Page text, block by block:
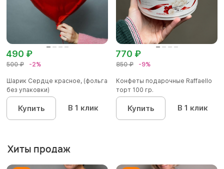
500 ₽ -2%
490 ₽
Шарик Сердце красное, (фольга
без упаковки)
Купить В 1 клик
850 ₽ -9%
770 ₽
Конфеты подарочные Raffaello
торт 100 гр.
Купить В 1 клик
Хиты продаж